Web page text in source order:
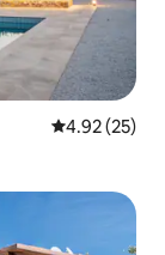
औसत रेटिंग 5 में
4.92 (25)